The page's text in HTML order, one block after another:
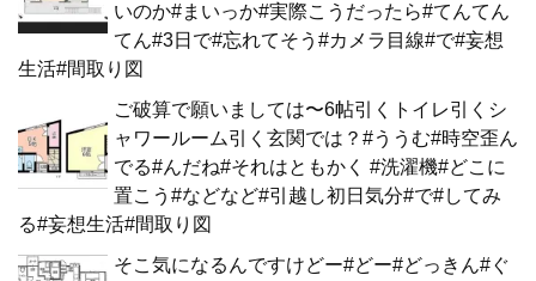
いのか#まいっか#実際こうだったら#てんてん
てん#3日で#忘れてそう#カメラ目線#で#妄想
生活#間取り図
ご破算で願いましては〜6帖引くトイレ引くシ
ャワールーム引く玄関では？#ううむ#時空歪ん
でる#んだね#それはともかく #洗濯機#どこに
置こう#などなど#引越し初日気分#で#してみ
る#妄想生活#間取り図
そこ気になるんですけどー#どー#どっきん#ぐ